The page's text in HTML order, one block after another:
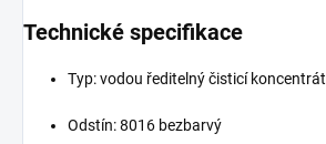
Technické specifikace
Typ: vodou ředitelný čisticí koncentrát
Odstín: 8016 bezbarvý